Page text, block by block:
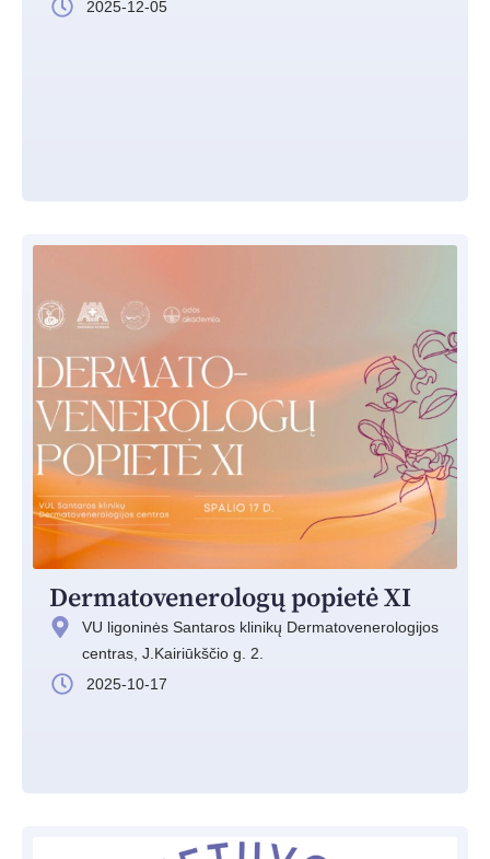
2025-12-05
Dermatovenerologų popietė XI
VU ligoninės Santaros klinikų Dermatovenerologijos
centras, J.Kairiūkščio g. 2.
2025-10-17